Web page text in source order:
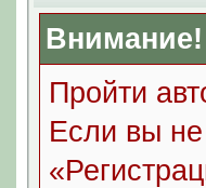
Внимание!
Пройти
Если вы не